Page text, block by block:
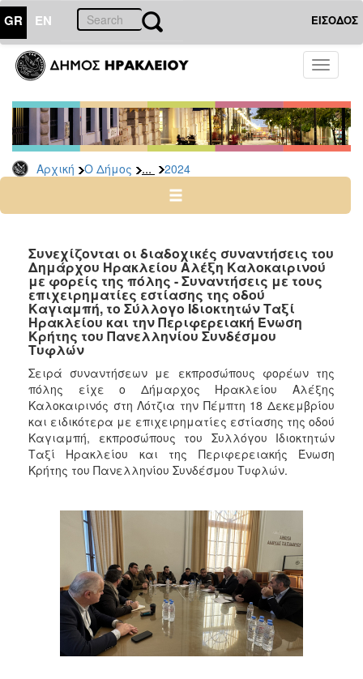
GR EN ΕΙΣΟΔΟΣ
Toggle
Αρχική Ο Δήμος ... 2024
ΔΗΜΟΣ
Δελτία
Τύπου
Αρχείο
2026
2024
2022
2021
2020
2019
2017
2016
2015
2013
2011
2010
2006
Συνεχίζονται οι διαδοχικές συναντήσεις του
Δημάρχου Ηρακλείου Αλέξη Καλοκαιρινού
με φορείς της πόλης - Συναντήσεις με τους
επιχειρηματίες εστίασης της οδού
Καγιαμπή, το Σύλλογο Ιδιοκτητών Ταξί
Ηρακλείου και την Περιφερειακή Ένωση
Κρήτης του Πανελληνίου Συνδέσμου
Τυφλών
Σειρά συναντήσεων με εκπροσώπους φορέων της
πόλης είχε ο Δήμαρχος Ηρακλείου Αλέξης
Καλοκαιρινός στη Λότζια την Πέμπτη 18 Δεκεμβρίου
και ειδικότερα με επιχειρηματίες εστίασης της οδού
Καγιαμπή, εκπροσώπους του Συλλόγου Ιδιοκτητών
Ταξί Ηρακλείου και της Περιφερειακής Ένωση
Κρήτης του Πανελληνίου Συνδέσμου Τυφλών.